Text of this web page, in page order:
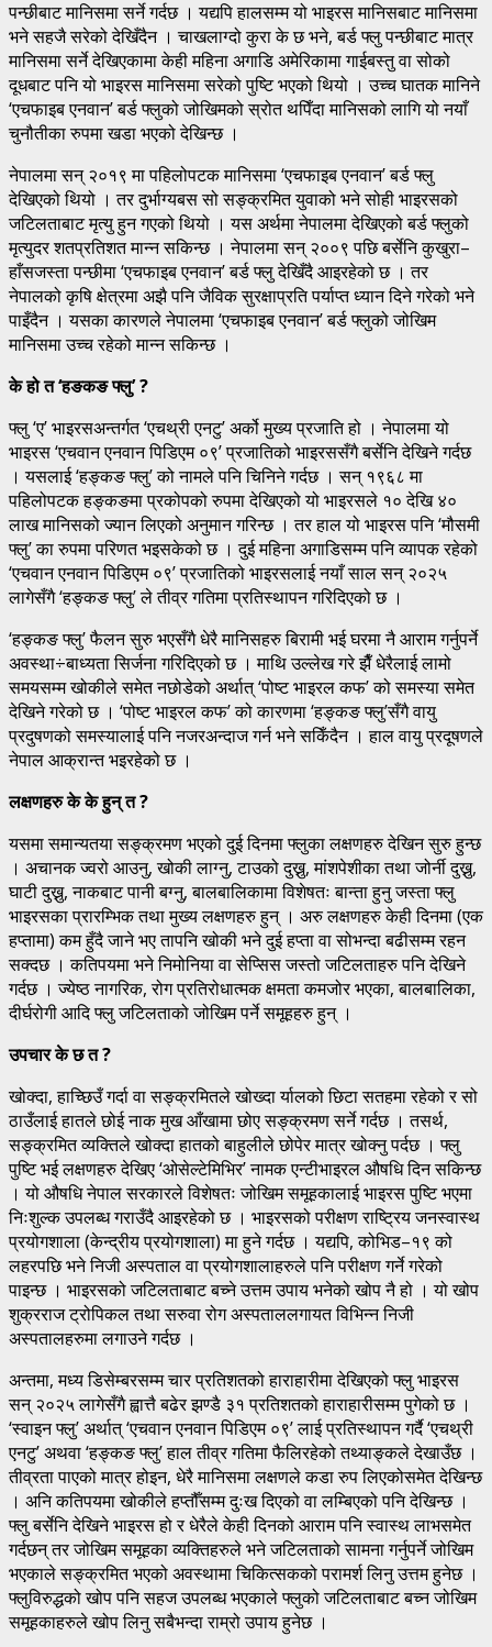
पन्छीबाट मानिसमा सर्ने गर्दछ । यद्यपि हालसम्म यो भाइरस मानिसबाट मानिसमा
भने सहजै सरेको देखिँदैन । चाखलाग्दो कुरा के छ भने, बर्ड फ्लु पन्छीबाट मात्र
मानिसमा सर्ने देखिएकामा केही महिना अगाडि अमेरिकामा गाईबस्तु वा सोको
दूधबाट पनि यो भाइरस मानिसमा सरेको पुष्टि भएको थियो । उच्च घातक मानिने
‘एचफाइब एनवान’ बर्ड फ्लुको जोखिमको स्रोत थपिँदा मानिसको लागि यो नयाँ
चुनौतीका रुपमा खडा भएको देखिन्छ ।
नेपालमा सन् २०१९ मा पहिलोपटक मानिसमा ‘एचफाइब एनवान’ बर्ड फ्लु
देखिएको थियो । तर दुर्भाग्यबस सो सङ्क्रमित युवाको भने सोही भाइरसको
जटिलताबाट मृत्यु हुन गएको थियो । यस अर्थमा नेपालमा देखिएको बर्ड फ्लुको
मृत्युदर शतप्रतिशत मान्न सकिन्छ । नेपालमा सन् २००९ पछि बर्सेनि कुखुरा–
हाँसजस्ता पन्छीमा ‘एचफाइब एनवान’ बर्ड फ्लु देखिँदै आइरहेको छ । तर
नेपालको कृषि क्षेत्रमा अझै पनि जैविक सुरक्षाप्रति पर्याप्त ध्यान दिने गरेको भने
पाइँदैन । यसका कारणले नेपालमा ‘एचफाइब एनवान’ बर्ड फ्लुको जोखिम
मानिसमा उच्च रहेको मान्न सकिन्छ ।
के हो त ‘हङकङ फ्लु’ ?
फ्लु ‘ए’ भाइरसअन्तर्गत ‘एचथ्री एनटु’ अर्को मुख्य प्रजाति हो । नेपालमा यो
भाइरस ‘एचवान एनवान पिडिएम ०९’ प्रजातिको भाइरससँगै बर्सेनि देखिने गर्दछ
। यसलाई ‘हङ्कङ फ्लु’ को नामले पनि चिनिने गर्दछ । सन् १९६८ मा
पहिलोपटक हङ्कङमा प्रकोपको रुपमा देखिएको यो भाइरसले १० देखि ४०
लाख मानिसको ज्यान लिएको अनुमान गरिन्छ । तर हाल यो भाइरस पनि ‘मौसमी
फ्लु’ का रुपमा परिणत भइसकेको छ । दुई महिना अगाडिसम्म पनि व्यापक रहेको
‘एचवान एनवान पिडिएम ०९’ प्रजातिको भाइरसलाई नयाँ साल सन् २०२५
लागेसँगै ‘हङ्कङ फ्लु’ ले तीव्र गतिमा प्रतिस्थापन गरिदिएको छ ।
‘हङ्कङ फ्लु’ फैलन सुरु भएसँगै धेरै मानिसहरु बिरामी भई घरमा नै आराम गर्नुपर्ने
अवस्था÷बाध्यता सिर्जना गरिदिएको छ । माथि उल्लेख गरे झैँ धेरैलाई लामो
समयसम्म खोकीले समेत नछोडेको अर्थात् ‘पोष्ट भाइरल कफ’ को समस्या समेत
देखिने गरेको छ । ‘पोष्ट भाइरल कफ’ को कारणमा ‘हङ्कङ फ्लु’सँगै वायु
प्रदुषणको समस्यालाई पनि नजरअन्दाज गर्न भने सकिँदैन । हाल वायु प्रदूषणले
नेपाल आक्रान्त भइरहेको छ ।
लक्षणहरु के के हुन् त ?
यसमा समान्यतया सङ्क्रमण भएको दुई दिनमा फ्लुका लक्षणहरु देखिन सुरु हुन्छ
। अचानक ज्वरो आउनु, खोकी लाग्नु, टाउको दुख्नु, मांशपेशीका तथा जोर्नी दुख्नु,
घाटी दुख्नु, नाकबाट पानी बग्नु, बालबालिकामा विशेषतः बान्ता हुनु जस्ता फ्लु
भाइरसका प्रारम्भिक तथा मुख्य लक्षणहरु हुन् । अरु लक्षणहरु केही दिनमा (एक
हप्तामा) कम हुँदै जाने भए तापनि खोकी भने दुई हप्ता वा सोभन्दा बढीसम्म रहन
सक्दछ । कतिपयमा भने निमोनिया वा सेप्सिस जस्तो जटिलताहरु पनि देखिने
गर्दछ । ज्येष्ठ नागरिक, रोग प्रतिरोधात्मक क्षमता कमजोर भएका, बालबालिका,
दीर्घरोगी आदि फ्लु जटिलताको जोखिम पर्ने समूहहरु हुन् ।
उपचार के छ त ?
खोक्दा, हाच्छिउँ गर्दा वा सङ्क्रमितले खोख्दा र्यालको छिटा सतहमा रहेको र सो
ठाउँलाई हातले छोई नाक मुख आँखामा छोए सङ्क्रमण सर्ने गर्दछ । तसर्थ,
सङ्क्रमित व्यक्तिले खोक्दा हातको बाहुलीले छोपेर मात्र खोक्नु पर्दछ । फ्लु
पुष्टि भई लक्षणहरु देखिए ‘ओसेल्टेमिभिर’ नामक एन्टीभाइरल औषधि दिन सकिन्छ
। यो औषधि नेपाल सरकारले विशेषतः जोखिम समूहकालाई भाइरस पुष्टि भएमा
निःशुल्क उपलब्ध गराउँदै आइरहेको छ । भाइरसको परीक्षण राष्ट्रिय जनस्वास्थ
प्रयोगशाला (केन्द्रीय प्रयोगशाला) मा हुने गर्दछ । यद्यपि, कोभिड–१९ को
लहरपछि भने निजी अस्पताल वा प्रयोगशालाहरुले पनि परीक्षण गर्ने गरेको
पाइन्छ । भाइरसको जटिलताबाट बच्ने उत्तम उपाय भनेको खोप नै हो । यो खोप
शुक्रराज ट्रोपिकल तथा सरुवा रोग अस्पताललगायत विभिन्न निजी
अस्पतालहरुमा लगाउने गर्दछ ।
अन्तमा, मध्य डिसेम्बरसम्म चार प्रतिशतको हाराहारीमा देखिएको फ्लु भाइरस
सन् २०२५ लागेसँगै ह्वात्तै बढेर झण्डै ३१ प्रतिशतको हाराहारीसम्म पुगेको छ ।
‘स्वाइन फ्लु’ अर्थात् ‘एचवान एनवान पिडिएम ०९’ लाई प्रतिस्थापन गर्दै ‘एचथ्री
एनटु’ अथवा ‘हङ्कङ फ्लु’ हाल तीव्र गतिमा फैलिरहेको तथ्याङ्कले देखाउँछ ।
तीव्रता पाएको मात्र होइन, धेरै मानिसमा लक्षणले कडा रुप लिएकोसमेत देखिन्छ
। अनि कतिपयमा खोकीले हप्तौँसम्म दुःख दिएको वा लम्बिएको पनि देखिन्छ ।
फ्लु बर्सेनि देखिने भाइरस हो र धेरैले केही दिनको आराम पनि स्वास्थ लाभसमेत
गर्दछन् तर जोखिम समूहका व्यक्तिहरुले भने जटिलताको सामना गर्नुपर्ने जोखिम
भएकाले सङ्क्रमित भएको अवस्थामा चिकित्सकको परामर्श लिनु उत्तम हुनेछ ।
फ्लुविरुद्धको खोप पनि सहज उपलब्ध भएकाले फ्लुको जटिलताबाट बच्न जोखिम
समूहकाहरुले खोप लिनु सबैभन्दा राम्रो उपाय हुनेछ ।